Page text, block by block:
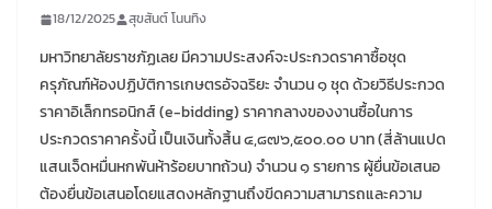
18/12/2025 สุขสันต์ โนนทิง
มหาวิทยาลัยราชภัฏเลย มีความประสงค์จะประกวดราคาซื้อชุด
ครุภัณฑ์ห้องปฏิบัติการเกษตรอัจฉริยะ จำนวน ๑ ชุด ด้วยวิธีประกวด
ราคาอิเล็กทรอนิกส์ (e-bidding) ราคากลางของงานซื้อในการ
ประกวดราคาครั้งนี้ เป็นเงินทั้งสิ้น ๔,๘๗๖,๕๐๐.๐๐ บาท (สี่ล้านแปด
แสนเจ็ดหมื่นหกพันห้าร้อยบาทถ้วน) จำนวน ๑ รายการ ผู้ยื่นข้อเสนอ
ต้องยื่นข้อเสนอโดยแสดงหลักฐานถึงขีดความสามารถและความ